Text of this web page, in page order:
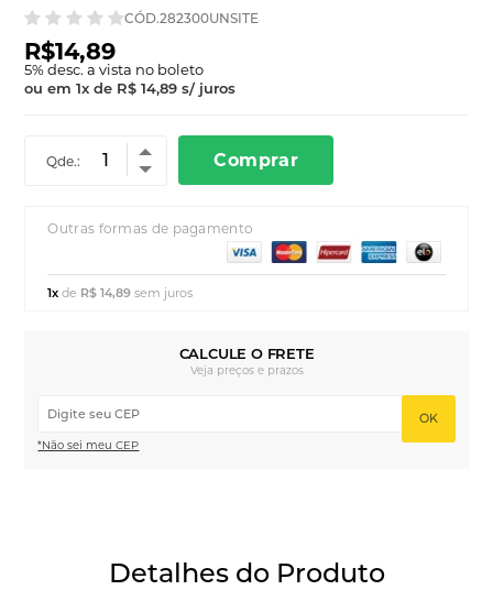
CÓD.282300UNSITE
R$14,89
5% desc. a vista no boleto
ou em1x de R$ 14,89 s/ juros
Qde.: Comprar
Outras formas de pagamento
1xde R$ 14,89 sem juros
CALCULE O FRETE
Veja preços e prazos
OK
*Não sei meu CEP
Detalhes do Produto